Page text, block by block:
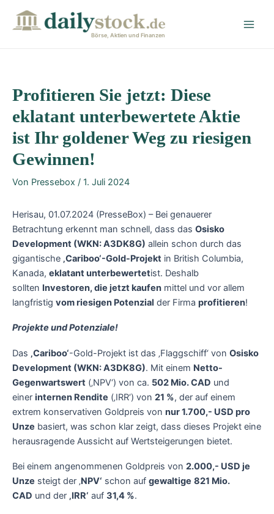
Börse, Aktien und Finanzen
Profitieren Sie jetzt: Diese
eklatant unterbewertete Aktie
ist Ihr goldener Weg zu riesigen
Gewinnen!
Von Pressebox / 1. Juli 2024
Herisau, 01.07.2024 (PresseBox) – Bei genauerer
Betrachtung erkennt man schnell, dass das Osisko
Development (WKN: A3DK8G) allein schon durch das
gigantische ‚Cariboo‘-Gold-Projekt in British Columbia,
Kanada, eklatant unterbewertetist. Deshalb
sollten Investoren, die jetzt kaufen mittel und vor allem
langfristig vom riesigen Potenzial der Firma profitieren!
Projekte und Potenziale!
Das ‚Cariboo‘-Gold-Projekt ist das ‚Flaggschiff‘ von Osisko
Development (WKN: A3DK8G). Mit einem Netto-
Gegenwartswert (‚NPV‘) von ca. 502 Mio. CAD und
einer internen Rendite (‚IRR‘) von 21 %, der auf einem
extrem konservativen Goldpreis von nur 1.700,- USD pro
Unze basiert, was schon klar zeigt, dass dieses Projekt eine
herausragende Aussicht auf Wertsteigerungen bietet.
Bei einem angenommenen Goldpreis von 2.000,- USD je
Unze steigt der ‚NPV‘ schon auf gewaltige 821 Mio.
CAD und der ‚IRR‘ auf 31,4 %.